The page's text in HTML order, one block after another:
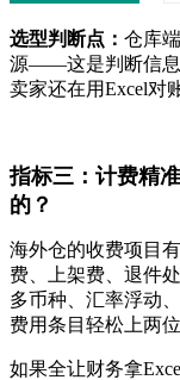
选型判断点： 仓库
源——这是判断信息
卖家还在用Excel对
指标三：计费精
的？
海外仓的收费项目
费、上架费、退件
多币种、汇率浮动
费用条目轻松上两位
如果全让财务拿